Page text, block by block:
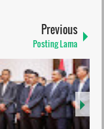
Previous
Posting Lama